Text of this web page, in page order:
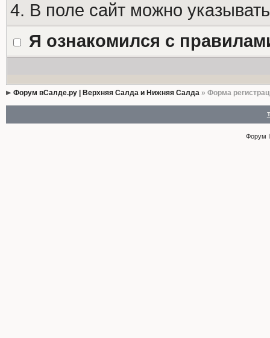
4. В поле сайт можно
Я ознакомился с
Форум вСалде.ру | Верхняя Салда и Нижняя Салда» Форма
Форум